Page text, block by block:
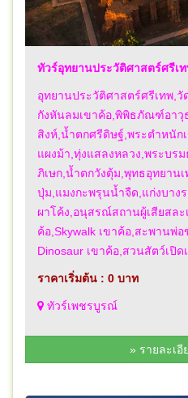
ทัวร์อุทยานประวัติศาสตร์ศรีเ
อุทยานประวัติศาสตร์ศรีเทพ,
กังหันลมเขาค้อ,พิพิธภัณฑ์อาวุ
สิงห์,น้ำตกศรีดิษฐ์,พระตำหนั
แผงม้า,ทุ่งแสลงหลวง,พระบร
ภิเษก,น้ำตกวังตุ้ม,พุทธอุทยาน
ปุ่ม,แมงกะพรุนน้ำจืด,แก่งบาง
ผาโค้ง,อนุสรณ์สถานผู้เสียสละ
ค้อ,Skywalk เขาค้อ,สะพานพ่อ
Dinosaur เขาค้อ,สวนสัตว์เปิด
ราคาเริ่มต้น : 0 บาท
ทัวร์เพชรบูรณ์
» รายละเอี